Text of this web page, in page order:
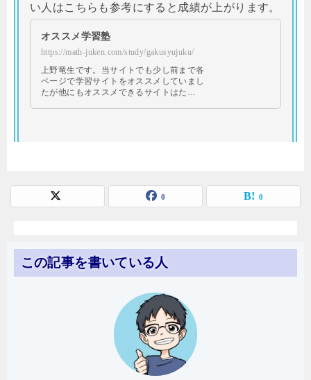
い人はこちらも参考にすると成績が上がります。
オススメ学習塾
https://math-juken.com/study/gakusyujuku/
上野竜生です。当サイトでも少し前まで各
ページで学習サイトをオススメしていまし
たが他にもオススメできるサイトはた…
0 0
この記事を書いている人